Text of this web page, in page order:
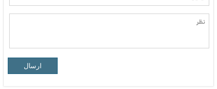
ارسال